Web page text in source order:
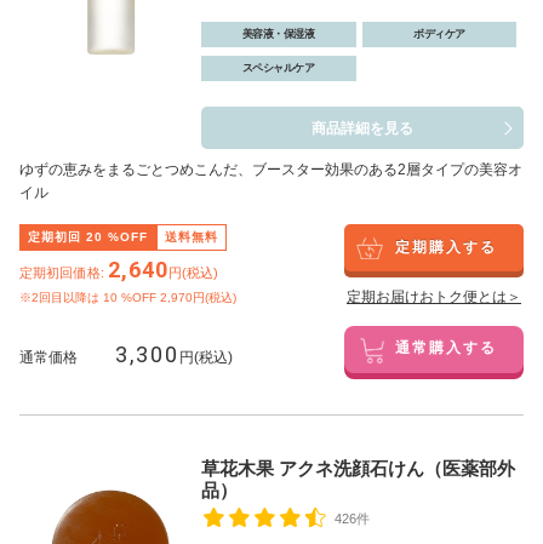
美容液・保湿液 ボディケア
スペシャルケア
商品詳細を見る
ゆずの恵みをまるごとつめこんだ、ブースター効果のある2層タイプの美容オ
イル
定期初回 20 %OFF 送料無料
定期初回価格: 2,640円(税込)
※2回目以降は 10 %OFF 2,970円(税込)
定期購入する
定期お届けおトク便とは＞
通常価格 3,300 円(税込) 通常購入する
草花木果 アクネ洗顔石けん（医薬部外
品）
426件